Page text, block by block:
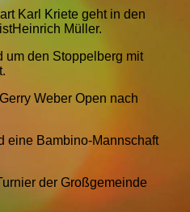
Karl Kriete geht in den
Müller.
um den Stoppelberg mit
Weber Open nach
eine Bambino-Mannschaft
der Großgemeinde